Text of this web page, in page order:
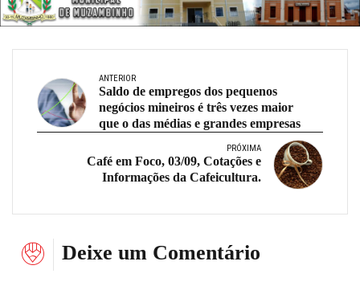
ANTERIOR
Saldo de empregos dos pequenos
negócios mineiros é três vezes maior
que o das médias e grandes empresas
PRÓXIMA
Café em Foco, 03/09, Cotações e
Informações da Cafeicultura.
Deixe um Comentário